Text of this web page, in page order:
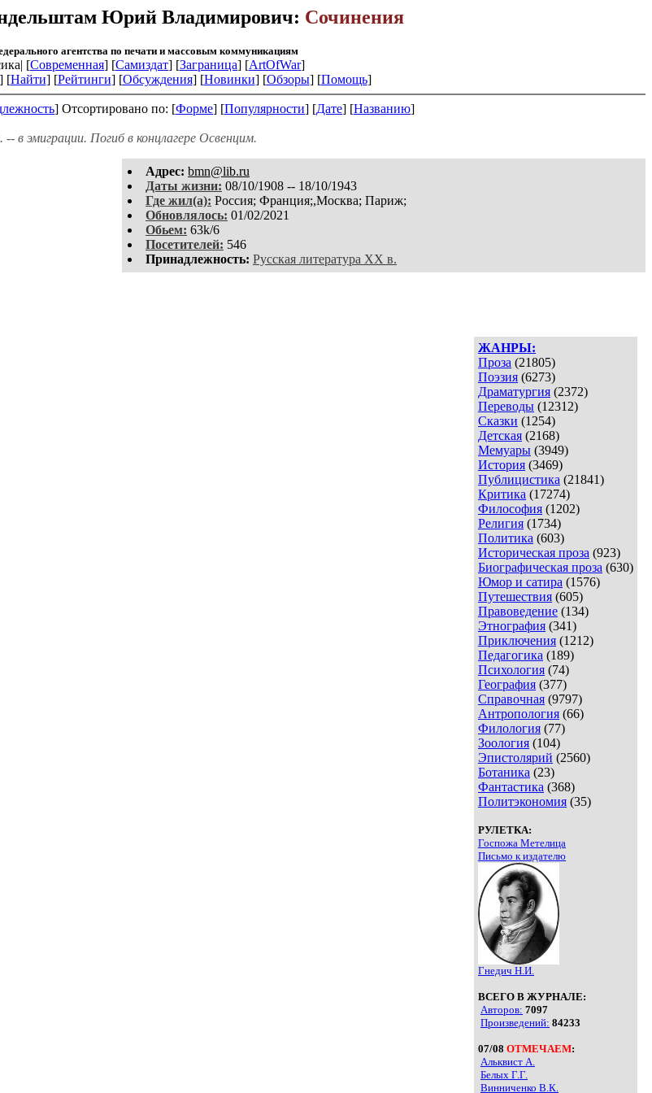
Юрий Владимирович: Сочинения
агентства по печати и массовым коммуникациям
[Современная] [Самиздат] [Заграница] [ArtOfWar]
[Найти] [Рейтинги] [Обсуждения] [Новинки] [Обзоры] [Помощь]
] Отсортировано по: [Форме] [Популярности] [Дате] [Названию]
в эмиграции. Погиб в концлагере Освенцим.
Aдpeс: bmn@lib.ru
Даты жизни: 08/10/1908 -- 18/10/1943
Где жил(а): Россия; Франция;,Москва; Париж;
Обновлялось: 01/02/2021
Обьем: 63k/6
Посетителей: 546
Принадлежность: Русская литература XX в.
ЖАНРЫ:
Проза (21805)
Поэзия (6273)
Драматургия (2372)
Переводы (12312)
Сказки (1254)
Детская (2168)
Мемуары (3949)
История (3469)
Публицистика (21841)
Критика (17274)
Философия (1202)
Религия (1734)
Политика (603)
Историческая проза (923)
Биографическая проза (630)
Юмор и сатира (1576)
Путешествия (605)
Правоведение (134)
Этнография (341)
Приключения (1212)
Педагогика (189)
Психология (74)
География (377)
Справочная (9797)
Антропология (66)
Филология (77)
Зоология (104)
Эпистолярий (2560)
Ботаника (23)
Фантастика (368)
Политэкономия (35)
РУЛЕТКА:
Госпожа Метелица
Письмо к издателю
Гнедич Н.И.
ВСЕГО В ЖУРНАЛЕ:
Авторов: 7097
Произведений: 84233
07/08 ОТМЕЧАЕМ:
Альквист А.
Белых Г.Г.
Винниченко В.К.